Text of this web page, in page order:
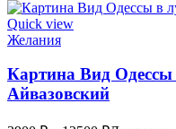
Quick view
Желания
Картина Вид
Айвазовский